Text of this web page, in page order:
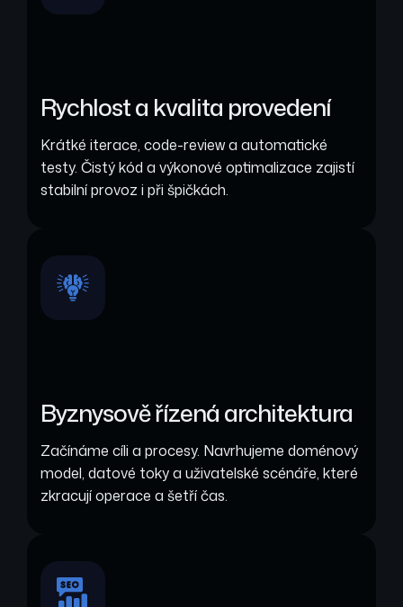
Rychlost a kvalita provedení
Krátké iterace, code-review a automatické
testy. Čistý kód a výkonové optimalizace zajistí
stabilní provoz i při špičkách.
Byznysově řízená architektura
Začínáme cíli a procesy. Navrhujeme doménový
model, datové toky a uživatelské scénáře, které
zkracují operace a šetří čas.